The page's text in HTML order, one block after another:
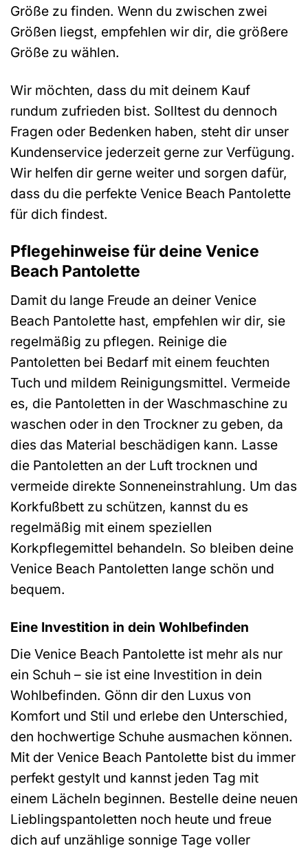
Größe zu finden. Wenn du zwischen zwei
Größen liegst, empfehlen wir dir, die größere
Größe zu wählen.
Wir möchten, dass du mit deinem Kauf
rundum zufrieden bist. Solltest du dennoch
Fragen oder Bedenken haben, steht dir unser
Kundenservice jederzeit gerne zur Verfügung.
Wir helfen dir gerne weiter und sorgen dafür,
dass du die perfekte Venice Beach Pantolette
für dich findest.
Pflegehinweise für deine Venice
Beach Pantolette
Damit du lange Freude an deiner Venice
Beach Pantolette hast, empfehlen wir dir, sie
regelmäßig zu pflegen. Reinige die
Pantoletten bei Bedarf mit einem feuchten
Tuch und mildem Reinigungsmittel. Vermeide
es, die Pantoletten in der Waschmaschine zu
waschen oder in den Trockner zu geben, da
dies das Material beschädigen kann. Lasse
die Pantoletten an der Luft trocknen und
vermeide direkte Sonneneinstrahlung. Um das
Korkfußbett zu schützen, kannst du es
regelmäßig mit einem speziellen
Korkpflegemittel behandeln. So bleiben deine
Venice Beach Pantoletten lange schön und
bequem.
Eine Investition in dein Wohlbefinden
Die Venice Beach Pantolette ist mehr als nur
ein Schuh – sie ist eine Investition in dein
Wohlbefinden. Gönn dir den Luxus von
Komfort und Stil und erlebe den Unterschied,
den hochwertige Schuhe ausmachen können.
Mit der Venice Beach Pantolette bist du immer
perfekt gestylt und kannst jeden Tag mit
einem Lächeln beginnen. Bestelle deine neuen
Lieblingspantoletten noch heute und freue
dich auf unzählige sonnige Tage voller